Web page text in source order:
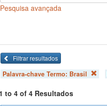
Pesquisa avançada
Filtrar resultados
Palavra-chave Termo: Brasil
to 4 of 4 Resultados